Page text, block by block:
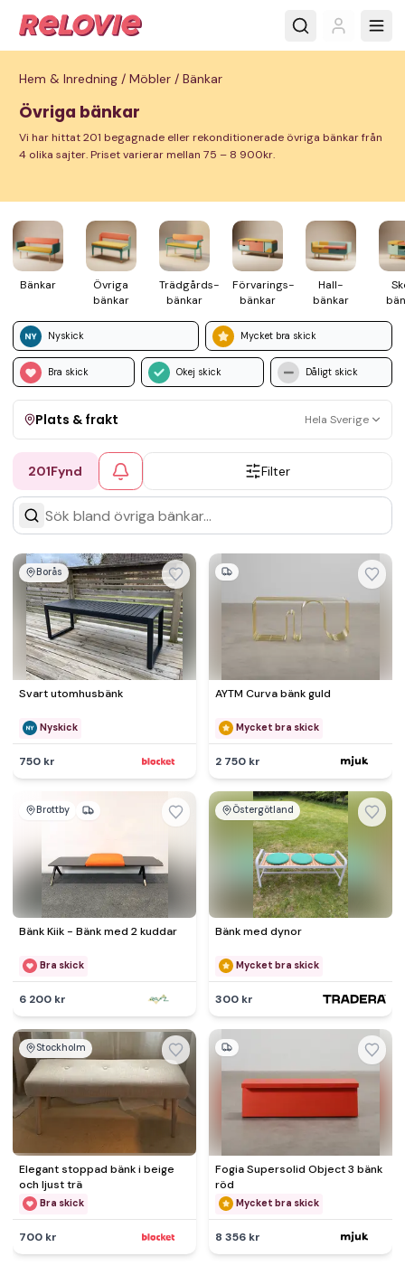
Hem & Inredning / Möbler / Bänkar
Övriga bänkar
Vi har hittat 201 begagnade eller rekonditionerade övriga bänkar från
4 olika sajter. Priset varierar mellan 75 – 8 900kr.
Bänkar
Övriga
bänkar
Trädgårds­
bänkar
Förvarings­
bänkar
Hall­
bänkar
Nyskick Mycket bra skick
Bra skick Okej skick Dåligt skick
Plats & frakt Hela Sverige
Visa allt Kan skickas Upphämtning
201Fynd Filter
Borås
Svart utomhusbänk
Nyskick
750 kr
AYTM Curva bänk guld
Mycket bra skick
2 750 kr
Brottby
Bänk Kiik - Bänk med 2 kuddar
Bra skick
6 200 kr
Östergötland
Bänk med dynor
Mycket bra skick
300 kr
Stockholm
Elegant stoppad bänk i beige
och ljust trä
Bra skick
700 kr
Fogia Supersolid Object 3 bänk
röd
Mycket bra skick
8 356 kr